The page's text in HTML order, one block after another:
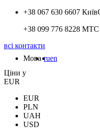
+38 067 630 6607
+38 099 776 8228 МТС
всі контакти
Мова ruen
Цiни у
EUR
EUR
PLN
UAH
USD